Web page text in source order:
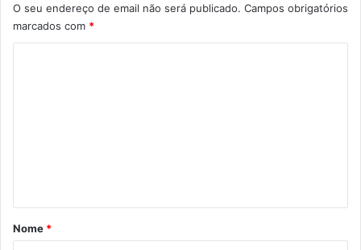
O seu endereço de email não será publicado. Campos obrigatórios
marcados com *
rNome *